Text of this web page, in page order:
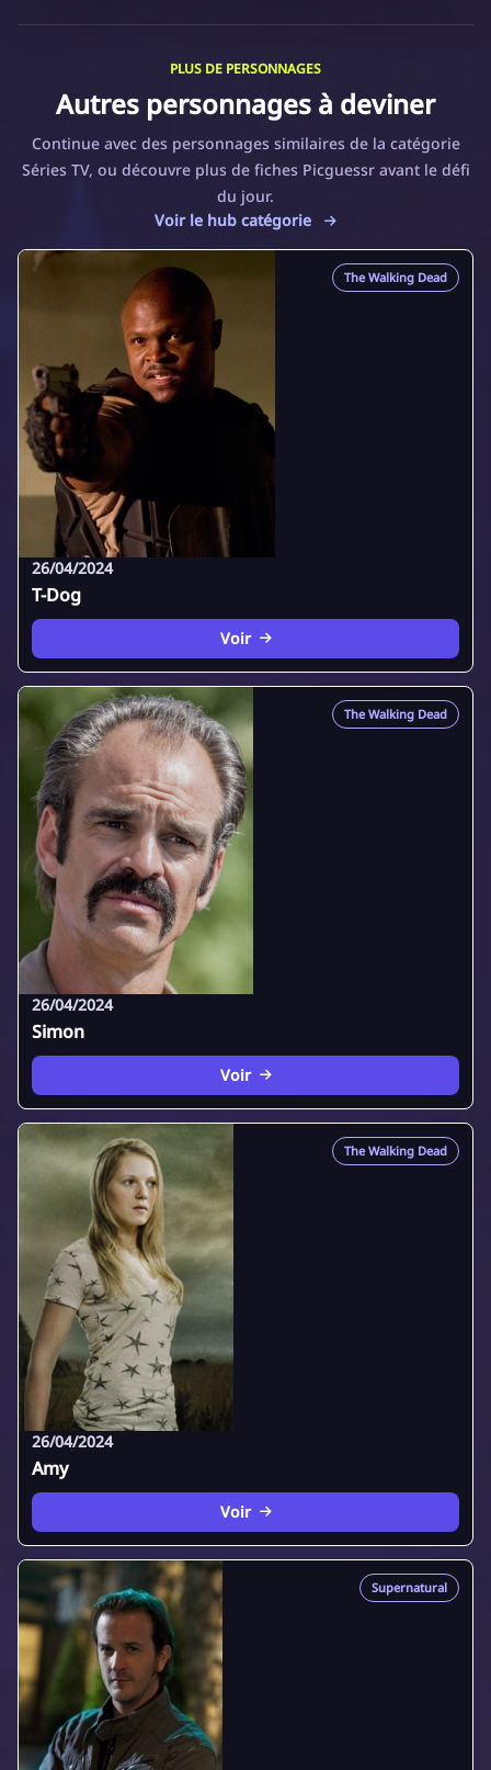
PLUS DE PERSONNAGES
Autres personnages à deviner
Continue avec des personnages similaires de la catégorie
Séries TV, ou découvre plus de fiches Picguessr avant le défi
du jour.
Voir le hub catégorie
The Walking Dead
26/04/2024
T-Dog
Voir
The Walking Dead
26/04/2024
Simon
Voir
The Walking Dead
26/04/2024
Amy
Voir
Supernatural